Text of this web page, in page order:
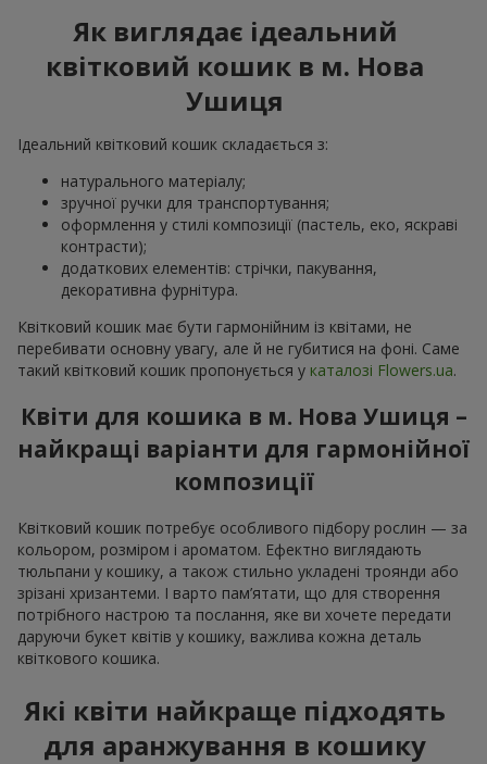
Як виглядає ідеальний
квітковий кошик в м. Нова
Ушиця
Ідеальний квітковий кошик складається з:
натурального матеріалу;
зручної ручки для транспортування;
оформлення у стилі композиції (пастель, еко, яскраві
контрасти);
додаткових елементів: стрічки, пакування,
декоративна фурнітура.
Квітковий кошик має бути гармонійним із квітами, не
перебивати основну увагу, але й не губитися на фоні. Саме
такий квітковий кошик пропонується у каталозі Flowers.ua.
Квіти для кошика в м. Нова Ушиця –
найкращі варіанти для гармонійної
композиції
Квітковий кошик потребує особливого підбору рослин — за
кольором, розміром і ароматом. Ефектно виглядають
тюльпани у кошику, а також стильно укладені троянди або
зрізані хризантеми. І варто пам’ятати, що для створення
потрібного настрою та послання, яке ви хочете передати
даруючи букет квітів у кошику, важлива кожна деталь
квіткового кошика.
Які квіти найкраще підходять
для аранжування в кошику